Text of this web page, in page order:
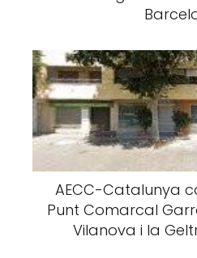
AECC-Catalunya
Punt Comarcal
Vilanova i la